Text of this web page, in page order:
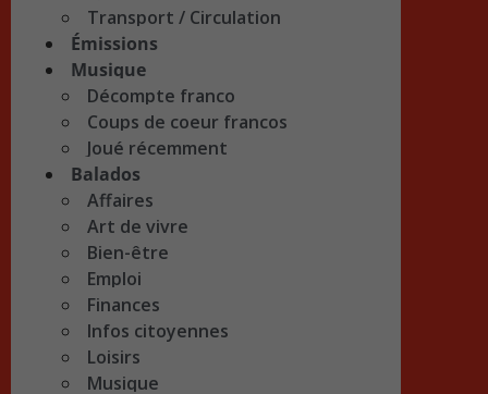
Transport / Circulation
Émissions
Musique
Décompte franco
Coups de coeur francos
Joué récemment
Balados
Affaires
Art de vivre
Bien-être
Emploi
Finances
Infos citoyennes
Loisirs
Musique